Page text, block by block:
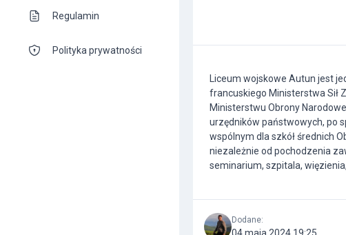
Regulamin
Polityka prywatności
Liceum wojskowe Autun jest
francuskiego Ministerstwa Sił
Ministerstwu Obrony
urzędników państwowych, po
wspólnym dla szkół średnich
niezależnie od pochodzenia
seminarium, szpitala,
Dodane: